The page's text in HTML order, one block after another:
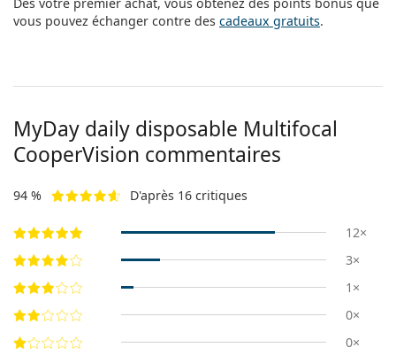
vous pouvez échanger contre des cadeaux gratuits.
MyDay daily disposable Multifocal
CooperVision commentaires
94 % D'après 16 critiques
12×
3×
1×
0×
0×